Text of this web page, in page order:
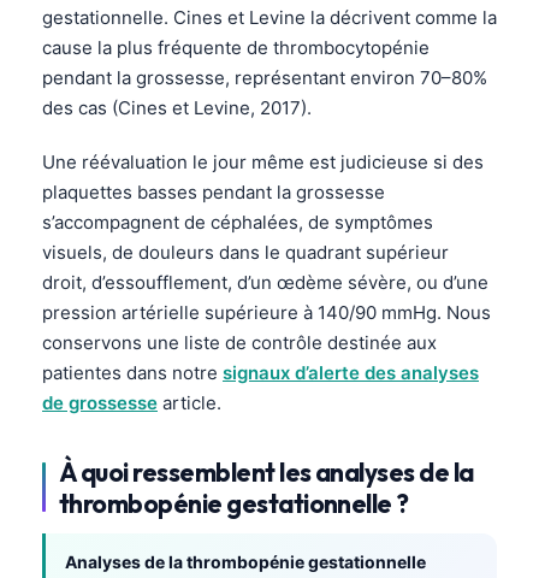
gestationnelle. Cines et Levine la décrivent comme la
cause la plus fréquente de thrombocytopénie
pendant la grossesse, représentant environ 70–80%
des cas (Cines et Levine, 2017).
Une réévaluation le jour même est judicieuse si des
plaquettes basses pendant la grossesse
s’accompagnent de céphalées, de symptômes
visuels, de douleurs dans le quadrant supérieur
droit, d’essoufflement, d’un œdème sévère, ou d’une
pression artérielle supérieure à 140/90 mmHg. Nous
conservons une liste de contrôle destinée aux
patientes dans notre signaux d’alerte des analyses
de grossesse article.
À quoi ressemblent les analyses de la
thrombopénie gestationnelle ?
Analyses de la thrombopénie gestationnelle